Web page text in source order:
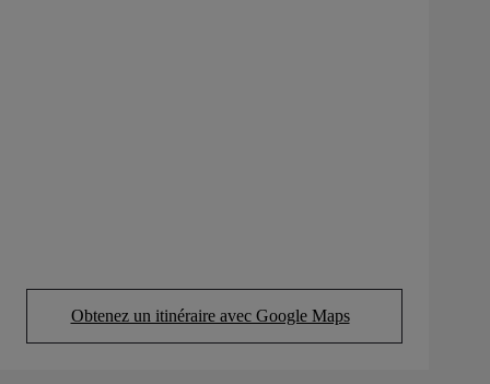
Obtenez un itinéraire avec Google Maps
(Opens in new tab)